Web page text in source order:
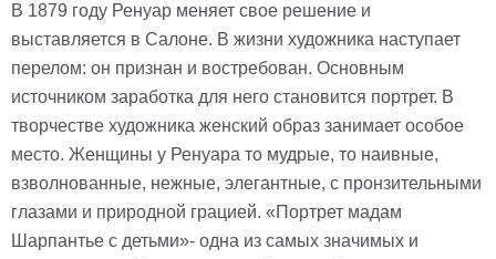
В 1879 году Ренуар меняет свое решение и
выставляется в Салоне. В жизни художника наступает
перелом: он признан и востребован. Основным
источником заработка для него становится портрет. В
творчестве художника женский образ занимает особое
место. Женщины у Ренуара то мудрые, то наивные,
взволнованные, нежные, элегантные, с пронзительными
глазами и природной грацией. «Портрет мадам
Шарпантье с детьми»- одна из самых значимых и